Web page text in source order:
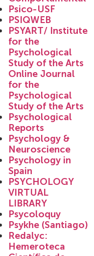
Psico-USF
PSIQWEB
PSYART/ Institute
for the
Psychological
Study of the Arts
Online Journal
for the
Psychological
Study of the Arts
Psychological
Reports
Psychology &
Neuroscience
Psychology in
Spain
PSYCHOLOGY
VIRTUAL
LIBRARY
Psycoloquy
Psykhe (Santiago)
Redalyc:
Hemeroteca